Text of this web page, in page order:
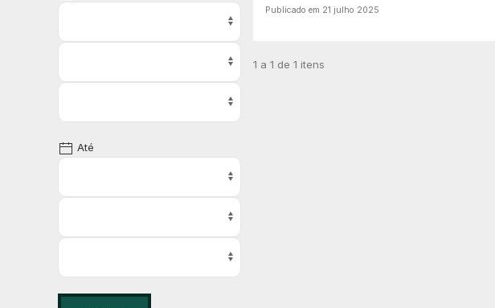
Até
Publicado em 21 julho 2025
1 a 1 de 1 itens